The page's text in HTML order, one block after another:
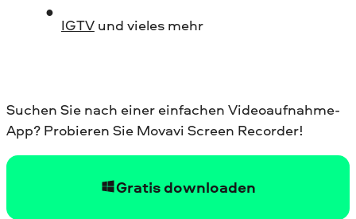
IGTVund vieles mehr
Suchen Sie nach einer einfachen Videoaufnahme-
App? Probieren Sie Movavi Screen Recorder!
Gratis downloaden